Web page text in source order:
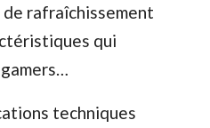
rafraîchissement
qui
techniques